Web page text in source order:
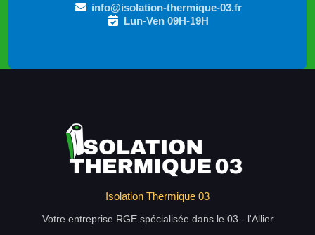
info@isolation-thermique-03.fr
Lun-Ven 09H-19H
Isolation Thermique 03
Votre entreprise RGE spécialisée dans le 03 - l'Allier